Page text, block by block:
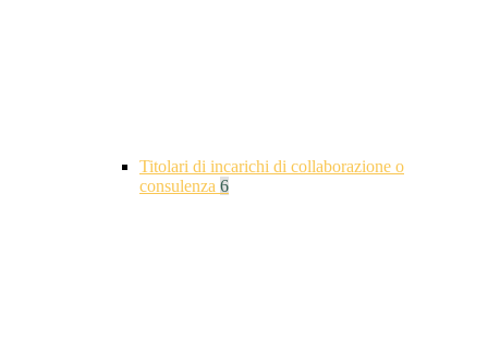
Titolari di incarichi di collaborazione o
consulenza 6